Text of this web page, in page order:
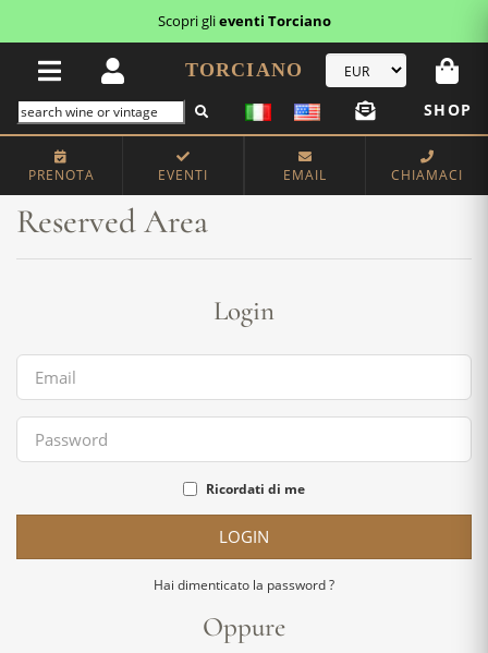
Scopri glieventi Torciano
TORCIANO
SHOP
PRENOTA EVENTI EMAIL CHIAMACI
Home Reserved Area
Reserved Area
Login
Ricordati di me
LOGIN
Hai dimenticato la password ?
Oppure